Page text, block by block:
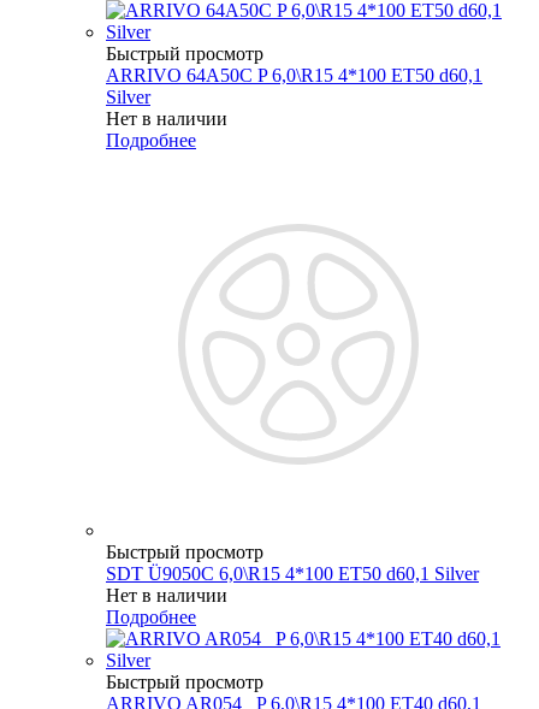
Быстрый просмотр
ARRIVO 64A50C P 6,0\R15 4*100 ET50 d60,1
Silver
Нет в наличии
Подробнее
Быстрый просмотр
SDT Ü9050C 6,0\R15 4*100 ET50 d60,1 Silver
Нет в наличии
Подробнее
Быстрый просмотр
ARRIVO AR054 _P 6,0\R15 4*100 ET40 d60,1